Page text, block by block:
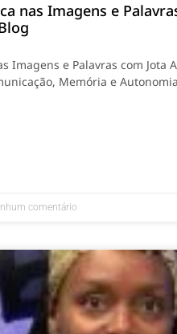
nas Imagens e
Imagens e Palavras com Jota
Memória e
comentário